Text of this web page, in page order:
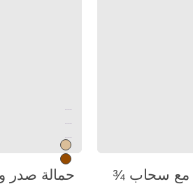
مع سحاب ¾
حمالة صدر